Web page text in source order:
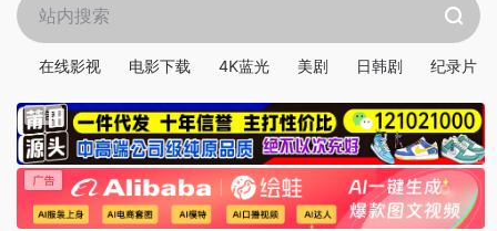
在线影视 电影下载 4K蓝光 美剧 日韩剧 纪录片